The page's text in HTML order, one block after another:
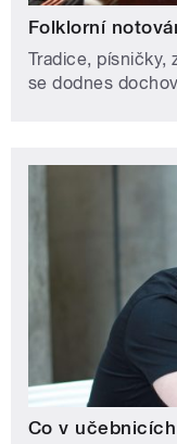
Folklorní
Tradice, písničky,
se dodnes
Co v